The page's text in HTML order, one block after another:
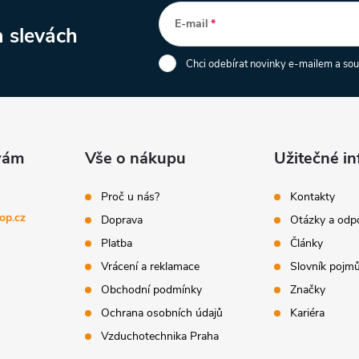
slevách E-mail
Chci odebírat novinky e-mailem a
Vše o nákupu
Proč u nás?
Doprava
Platba
Vrácení a reklamace
Obchodní podmínky
Ochrana osobních údajů
Vzduchotechnika Praha
Užitečné
Kontakty
Otázky a
Články
Slovník
Značky
Kariéra